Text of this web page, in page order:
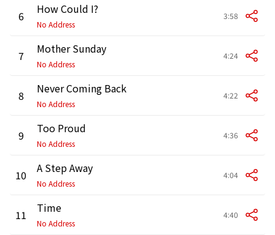
6 How Could I?
No Address
3:58
7 Mother Sunday
No Address
4:24
8 Never Coming Back
No Address
4:22
9 Too Proud
No Address
4:36
10 A Step Away
No Address
4:04
11 Time
No Address
4:40